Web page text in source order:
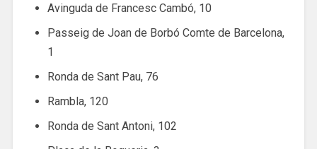
Avinguda de Francesc Cambó, 10
Passeig de Joan de Borbó Comte de Barcelona,
1
Ronda de Sant Pau, 76
Rambla, 120
Ronda de Sant Antoni, 102